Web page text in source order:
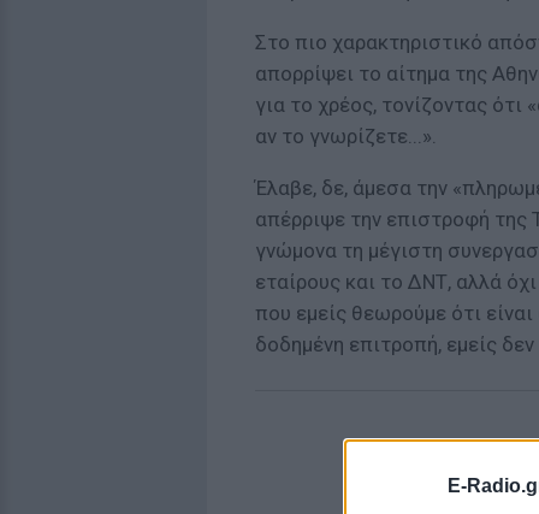
E-
Στο πιο χαρακτηριστικό
απορρίψει το αίτημα της
για το χρέος, τονίζοντας ότι
αν το γνωρίζετε...».
Έλαβε, δε, άμεσα την
απέρριψε την επιστροφή της
γνώμονα τη μέγιστη
εταίρους και το ΔΝΤ, αλλά
που εμείς θεωρούμε ότι
δοδημένη επιτροπή, εμείς